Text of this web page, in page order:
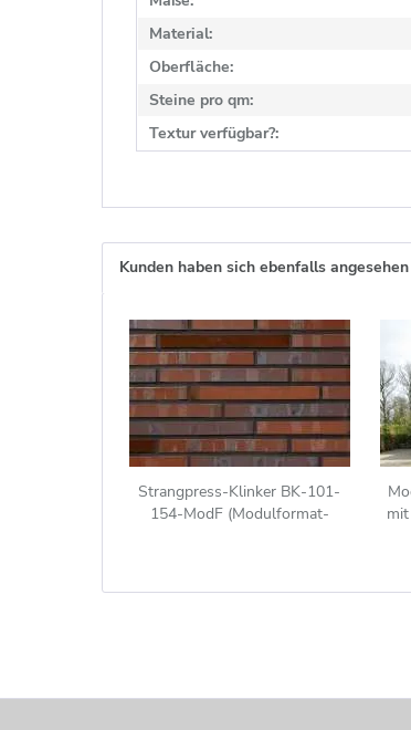
Material:
Oberfläche:
Steine pro qm:
Textur verfügbar?:
Kunden haben sich ebenfalls angesehen
Strangpress-Klinker BK-101-
154-ModF (Modulformat-